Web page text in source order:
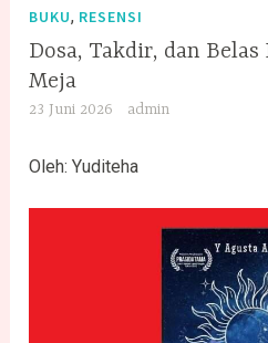
BUKU, RESENSI
Dosa, Takdir, dan Belas
Meja
23 Juni 2026 admin
Oleh: Yuditeha